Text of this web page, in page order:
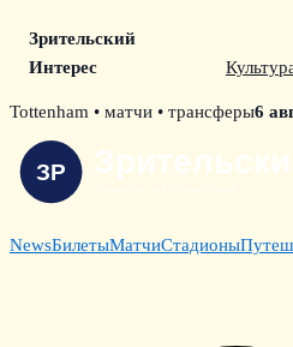
Зрительский
Интерес
Skip
content
Tottenham • матчи • трансферы6
NewsБилетыМатчиСтадионы